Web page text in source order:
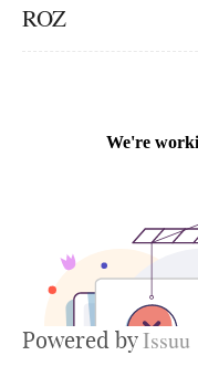
ROZ
Powered byIssuu